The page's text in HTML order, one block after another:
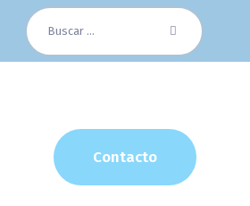
Buscar:
Contacto